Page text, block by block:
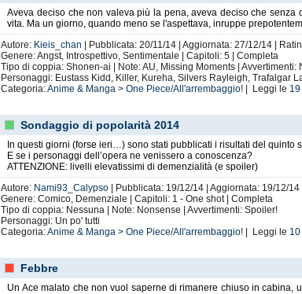
Aveva deciso che non valeva più la pena, aveva deciso che
vita. Ma un giorno, quando meno se l'aspettava, inruppe
Autore: Kieis_chan
| Pubblicata: 20/11/14 | Aggiornata: 27/12/14 |
Genere: Angst, Introspettivo, Sentimentale | Capitoli: 5 | Completa
Tipo di coppia: Shonen-ai | Note: AU, Missing Moments | Avvertimenti:
Personaggi: Eustass Kidd, Killer, Kureha, Silvers Rayleigh, Trafalgar
Categoria:Anime & Manga >One Piece/All'arrembaggio! | Leggi le 19
Sondaggio di popolarità 2014
In questi giorni (forse ieri…) sono stati pubblicati i risultati del quinto
E se i personaggi dell’opera ne venissero a conoscenza?
ATTENZIONE: livelli elevatissimi di demenzialità (e spoiler)
Autore: Nami93_Calypso | Pubblicata: 19/12/14 | Aggiornata: 19/12/
Genere: Comico, Demenziale | Capitoli: 1 - One shot | Completa
Tipo di coppia: Nessuna | Note: Nonsense | Avvertimenti: Spoiler!
Personaggi: Un po' tutti
Categoria:Anime & Manga >One Piece/All'arrembaggio! | Leggi le 10
Febbre
Un Ace malato che non vuol saperne di rimanere chiuso in